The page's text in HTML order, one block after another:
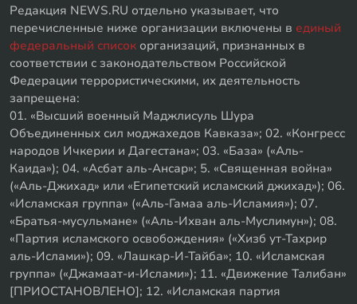
Редакция NEWS.RU отдельно указывает, что
перечисленные ниже организации включены в единый
федеральный список организаций, признанных в
соответствии с законодательством Российской
Федерации террористическими, их деятельность
запрещена:
01. «Высший военный Маджлисуль Шура
Объединенных сил моджахедов Кавказа»; 02. «Конгресс
народов Ичкерии и Дагестана»; 03. «База» («Аль-
Каида»); 04. «Асбат аль-Ансар»; 5. «Священная война»
(«Аль-Джихад» или «Египетский исламский джихад»); 06.
«Исламская группа» («Аль-Гамаа аль-Исламия»); 07.
«Братья-мусульмане» («Аль-Ихван аль-Муслимун»); 08.
«Партия исламского освобождения» («Хизб ут-Тахрир
аль-Ислами»); 09. «Лашкар-И-Тайба»; 10. «Исламская
группа» («Джамаат-и-Ислами»); 11. «Движение Талибан»
[ПРИОСТАНОВЛЕНО]; 12. «Исламская партия